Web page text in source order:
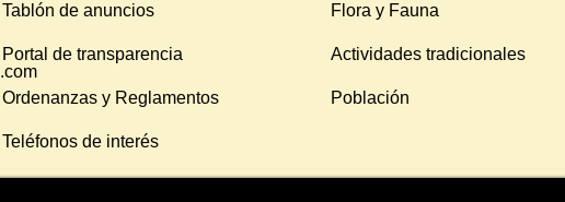
Tablón de anuncios
Portal de transparencia
Ordenanzas y Reglamentos
Teléfonos de interés
Flora y Fauna
Actividades tradicionales
Población